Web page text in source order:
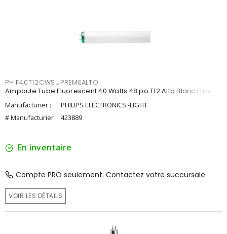
PHIF40T12CWSUPREMEALTO
Ampoule Tube Fluorescent 40 Watts 48 po T12 Alto Blanc Froid
Manufacturier :
PHILIPS ELECTRONICS -LIGHT
# Manufacturier : 423889
En inventaire
Compte PRO seulement. Contactez votre succursale
VOIR LES DÉTAILS